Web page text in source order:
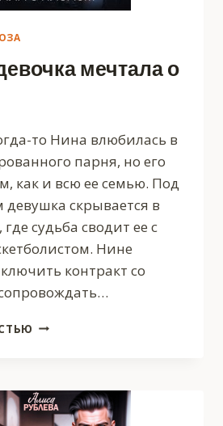
мечтала о
то Нина влюбилась в
парня, но его
как и всю ее семью. Под
скрывается в
судьба сводит ее с
Нине
контракт со
ХОРОШАЯ
ПЛОХОМ